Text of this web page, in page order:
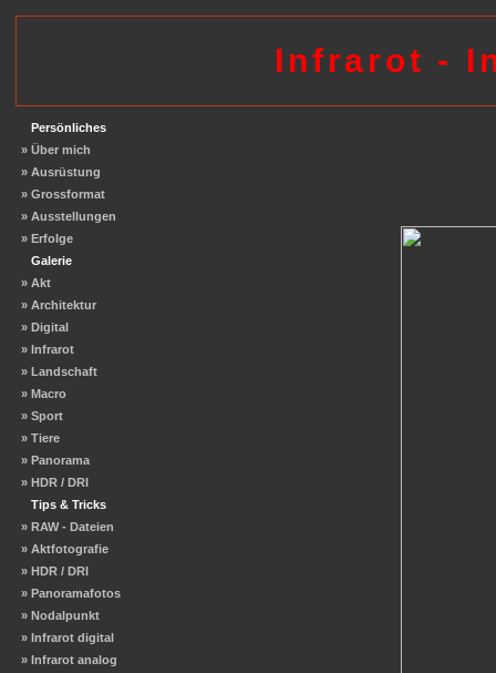
Infrarot -
Persönliches
» Über mich
» Ausrüstung
» Grossformat
» Ausstellungen
» Erfolge
Galerie
» Akt
» Architektur
» Digital
» Infrarot
» Landschaft
» Macro
» Sport
» Tiere
» Panorama
» HDR / DRI
Tips & Tricks
» RAW - Dateien
» Aktfotografie
» HDR / DRI
» Panoramafotos
» Nodalpunkt
» Infrarot digital
» Infrarot analog